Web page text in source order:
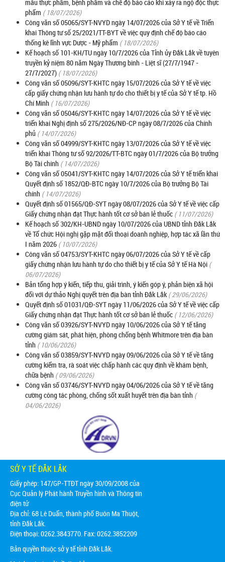
mẫu thực phẩm, bệnh phẩm và chế độ báo cáo khi xảy ra ngộ độc thực
phẩm ( 18/07/2026)
Công văn số 05065/SYT-NVYD ngày 14/07/2026 của Sở Y tế về Triển
khai Thông tư số 25/2021/TT-BYT về việc quy định chế độ báo cáo
thống kê lĩnh vực Dược - Mỹ phẩm ( 18/07/2026)
Kế hoạch số 101-KH/TU ngày 10/7/2026 của Tỉnh ủy Đắk Lắk về tuyên
truyền kỷ niệm 80 năm Ngày Thương binh - Liệt sĩ (27/7/1947 -
27/7/2027) ( 18/07/2026)
Công văn số 05096/SYT-KHTC ngày 15/07/2026 của Sở Y tế về việc
cấp giấy chứng nhận lưu hành tự do cho thiết bị y tế của Sở Y tế tp. Hồ
Chí Minh ( 16/07/2026)
Công văn số 05046/SYT-KHTC ngày 14/07/2026 của Sở Y tế về việc
triển khai Nghị định số 275/2026/NĐ-CP ngày 08/7/2026 của Chính
phủ ( 14/07/2026)
Công văn số 04999/SYT-KHTC ngày 13/07/2026 của Sở Y tế về việc
triển khai Thông tư số 92/2026/TT-BTC ngày 01/7/2026 của Bộ trưởng
Bộ Tài chính ( 14/07/2026)
Công văn số 05041/SYT-KHTC ngày 14/07/2026 của Sở Y tế triển khai
Quyết định số 1852/QĐ-BTC ngày 10/7/2026 của Bộ trưởng Bộ Tài
chính ( 14/07/2026)
Quyết định số 01565/QĐ-SYT ngày 08/07/2026 của Sở Y tế về việc cấp
Giấy chứng nhận đạt Thực hành tốt cơ sở bán lẻ thuốc ( 11/07/2026)
Kế hoạch số 302/KH-UBND ngày 10/07/2026 của UBND tỉnh Đắk Lắk
về Tổ chức Hội nghị gặp mặt đối thoại doanh nghiệp, hợp tác xã lần thứ
I năm 2026 ( 10/07/2026)
Công văn số 04753/SYT-KHTC ngày 06/07/2026 của Sở Y tế về cấp
giấy chứng nhận lưu hành tự do cho thiết bị y tế của Sở Y tế Hà Nội (
06/07/2026)
Bản tổng hợp ý kiến, tiếp thu, giải trình, ý kiến góp ý, phản biện xã hội
đối với dự thảo Nghị quyết trên địa bàn tỉnh Đắk Lắk ( 29/06/2026)
Quyết định số 01031/QĐ-SYT ngày 11/06/2026 của Sở Y tế về việc cấp
Giấy chứng nhận đạt Thực hành tốt cơ sở bán lẻ thuốc ( 12/06/2026)
Công văn số 03926/SYT-NVYD ngày 10/06/2026 của Sở Y tế tăng
cường giám sát, phát hiện, phòng chống bệnh Whitmore trên địa bàn
tỉnh ( 10/06/2026)
Công văn số 03859/SYT-NVYD ngày 09/06/2026 của Sở Y tế về tăng
cường kiểm tra, rà soát việc chấp hành các quy định về khám bệnh,
chữa bệnh ( 09/06/2026)
Công văn số 03746/SYT-NVYD ngày 04/06/2026 của Sở Y tế về tăng
cường công tác phòng, chống sốt xuất huyết trên địa bàn tỉnh (
04/06/2026)
SỞ Y TẾ ĐẮK LẮK
Giấy phép: 147/GP-TTĐT ngày 30/09/2008 của
Cục Quản lý Phát hành Truyền hình và Thông tin
điện tử
Địa chỉ:68 Lê Duẩn, thành phố Buôn Ma Thuột,
tỉnh Đắk Lắk.
Điện thoại: 0262.3843770. Fax: 0262.3852209
Bản quyền thuộc sở y tế tỉnh Đắk Lắk.